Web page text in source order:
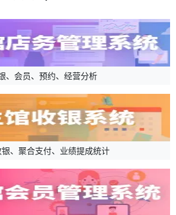
、会员、预约、经营分析
、聚合支付、业绩提成统计